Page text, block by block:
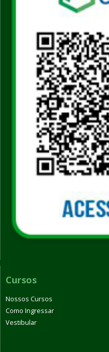
Cursos
Nossos Cursos
Como Ingressar
Vestibular